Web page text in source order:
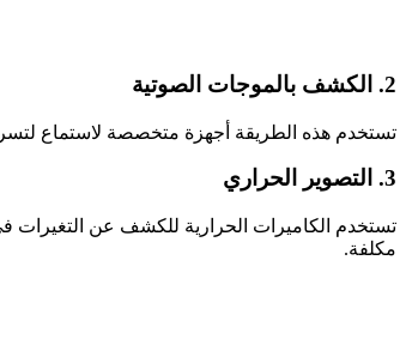
2. الكشف بالموجات الصوتية
تستخدم هذه الطريقة أجهزة متخصصة لاستماع
3. التصوير الحراري
تستخدم الكاميرات الحرارية للكشف عن التغيرات
مكلفة.